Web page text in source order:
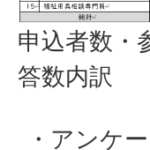
申込者数・
答数内訳
・アンケ